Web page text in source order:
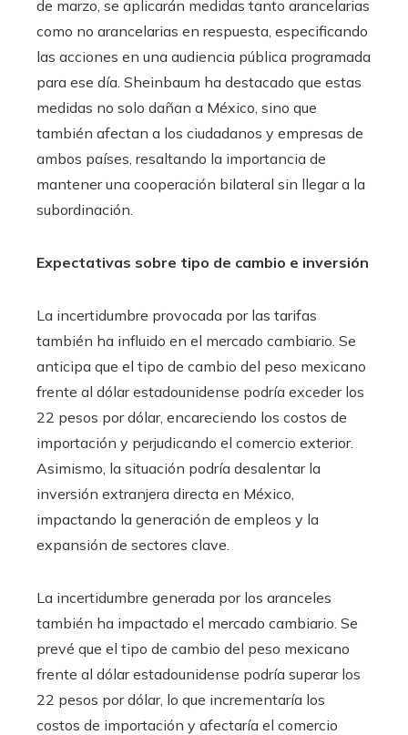
de marzo, se aplicarán medidas tanto arancelarias
como no arancelarias en respuesta, especificando
las acciones en una audiencia pública programada
para ese día. Sheinbaum ha destacado que estas
medidas no solo dañan a México, sino que
también afectan a los ciudadanos y empresas de
ambos países, resaltando la importancia de
mantener una cooperación bilateral sin llegar a la
subordinación.
Expectativas sobre tipo de cambio e inversión
La incertidumbre provocada por las tarifas
también ha influido en el mercado cambiario. Se
anticipa que el tipo de cambio del peso mexicano
frente al dólar estadounidense podría exceder los
22 pesos por dólar, encareciendo los costos de
importación y perjudicando el comercio exterior.
Asimismo, la situación podría desalentar la
inversión extranjera directa en México,
impactando la generación de empleos y la
expansión de sectores clave.
La incertidumbre generada por los aranceles
también ha impactado el mercado cambiario. Se
prevé que el tipo de cambio del peso mexicano
frente al dólar estadounidense podría superar los
22 pesos por dólar, lo que incrementaría los
costos de importación y afectaría el comercio